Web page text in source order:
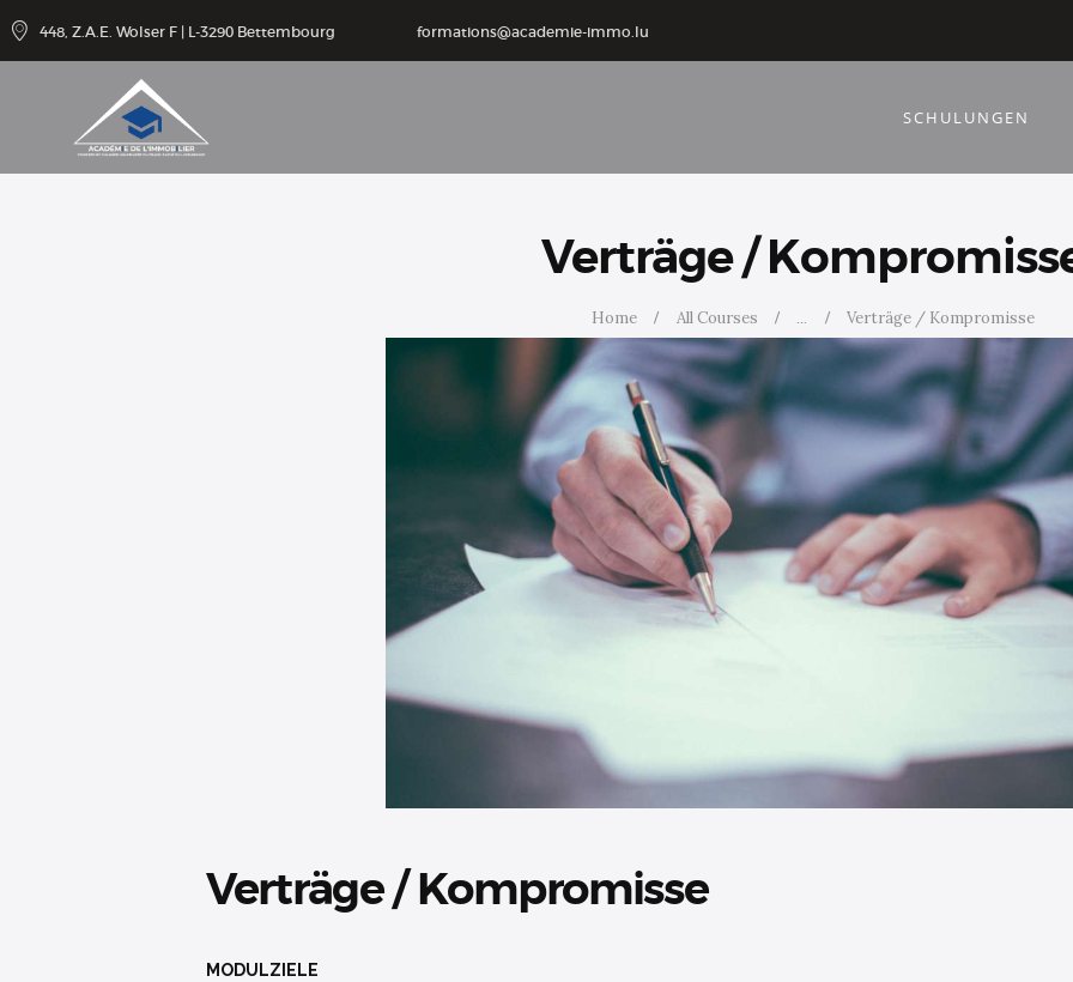
448, Z.A.E. Wolser F | L-3290 Bettembourg formations@academie-immo.lu
SCHULUNGEN
Verträge /
Home All Courses ... Verträge / Kompromisse
Schulun
gen
Beiträge
Verträge / Kompromisse
MODULZIELE